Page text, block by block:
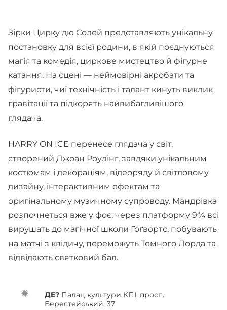
Зірки Цирку дю Солей представляють унікальну
постановку для всієї родини, в якій поєднуються
магія та комедія, циркове мистецтво й фігурне
катання. На сцені — неймовірні акробати та
фігуристи, чиї технічність і талант кинуть виклик
гравітації та підкорять найвибагливішого
глядача.
HARRY ON ICE перенесе глядача у світ,
створений Джоан Роулінг, завдяки унікальним
костюмам і декораціям, відеоряду й світловому
дизайну, інтерактивним ефектам та
оригінальному музичному супроводу. Мандрівка
розпочнеться вже у фоє: через платформу 9¾ всі
вирушать до магічної школи Гоґвортс, побувають
на матчі з квідичу, переможуть Темного Лорда та
відвідають святковий бал.
ДЕ? Палац культури КПІ, просп.
Берестейський, 37